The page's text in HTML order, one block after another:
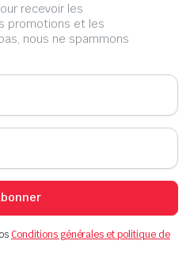
recevoir les
promotions et les
nous ne spammons
Conditions générales et politique de